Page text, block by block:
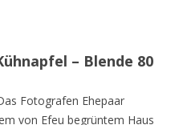
– Blende 80
Fotografen Ehepaar
von Efeu begrüntem Haus